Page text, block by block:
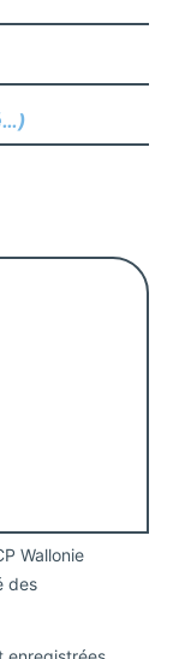
Wallonie
des